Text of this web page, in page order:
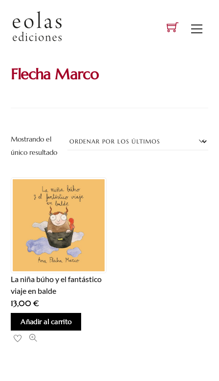
content
Flecha Marco
Mostrando el
único resultado
La niña búho y el fantástico
viaje en balde
13,00€
Añadir al carrito